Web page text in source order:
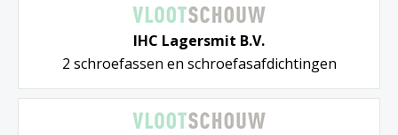
IHC Lagersmit B.V.
2 schroefassen en schroefasafdichtingen